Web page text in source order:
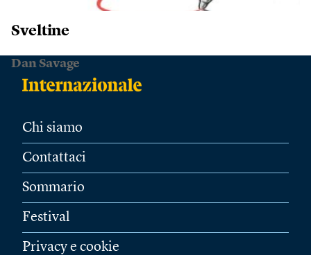
Sveltine
Dan Savage
Chi siamo
Contattaci
Sommario
Festival
Privacy e cookie